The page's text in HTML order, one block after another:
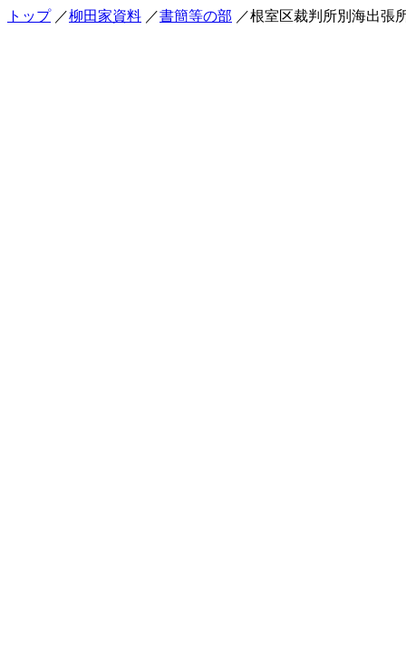
トップ ／柳田家資料 ／書簡等の部 ／根室区裁判所別海出張